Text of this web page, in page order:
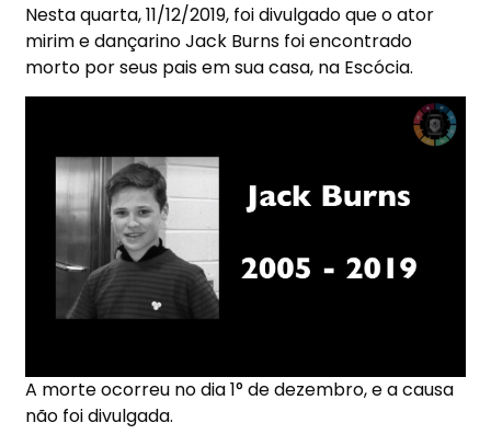
Nesta quarta, 11/12/2019, foi divulgado que o ator
mirim e dançarino Jack Burns foi encontrado
morto por seus pais em sua casa, na Escócia.
A morte ocorreu no dia 1° de dezembro, e a causa
não foi divulgada.